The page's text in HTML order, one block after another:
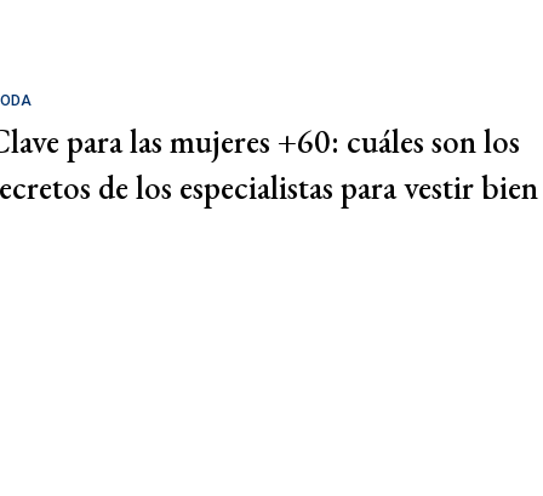
para las mujeres +60: cuáles son los
de los especialistas para vestir bien